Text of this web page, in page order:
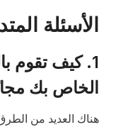
الأسئلة
1. كيف تقوم
الخاص بك
هناك العديد من